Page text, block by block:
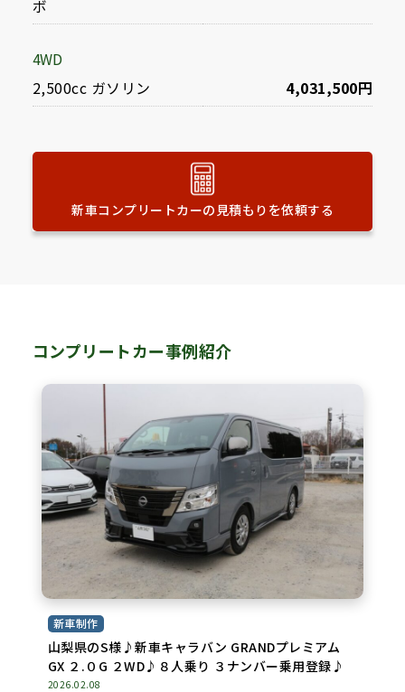
ボ
4WD
2,500cc ガソリン
4,031,500円
新車コンプリートカーの見積もりを依頼する
コンプリートカー事例紹介
新車制作
山梨県のS様♪新車キャラバン GRANDプレミアム
GX ２.０G ２WD♪８人乗り ３ナンバー乗用登録♪
2026.02.08